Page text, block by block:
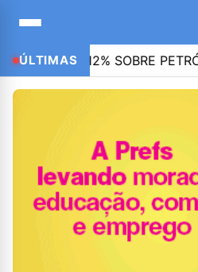
ÚLTIMAS
12% SOBRE PETRÓLEO